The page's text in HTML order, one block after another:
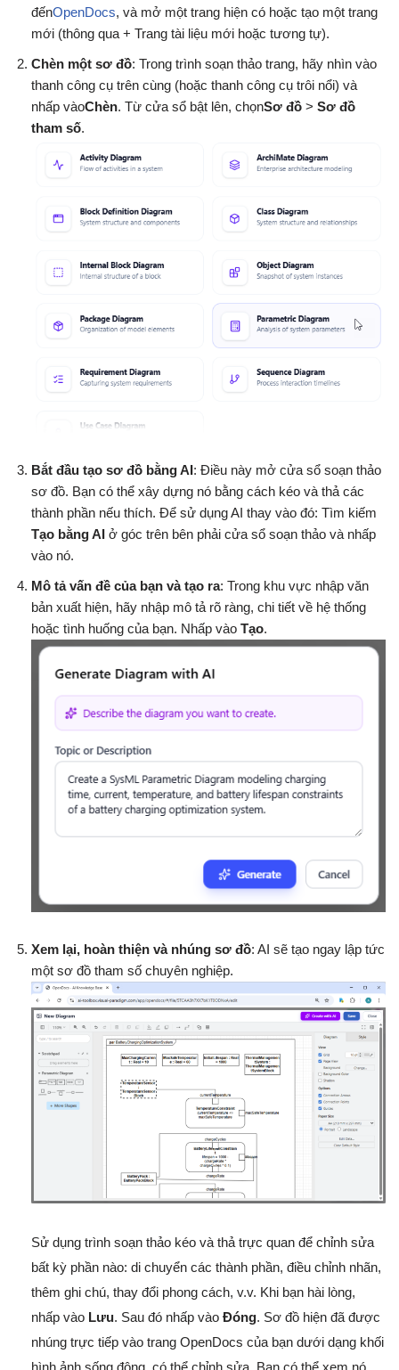
đếnOpenDocs, và mở một trang hiện có hoặc tạo một trang
mới (thông qua + Trang tài liệu mới hoặc tương tự).
Chèn một sơ đồ: Trong trình soạn thảo trang, hãy nhìn vào
thanh công cụ trên cùng (hoặc thanh công cụ trôi nổi) và
nhấp vàoChèn. Từ cửa sổ bật lên, chọnSơ đồ > Sơ đồ
tham số.
Bắt đầu tạo sơ đồ bằng AI: Điều này mở cửa sổ soạn thảo
sơ đồ. Bạn có thể xây dựng nó bằng cách kéo và thả các
thành phần nếu thích. Để sử dụng AI thay vào đó: Tìm kiếm
Tạo bằng AI ở góc trên bên phải cửa sổ soạn thảo và nhấp
vào nó.
Mô tả vấn đề của bạn và tạo ra: Trong khu vực nhập văn
bản xuất hiện, hãy nhập mô tả rõ ràng, chi tiết về hệ thống
hoặc tình huống của bạn. Nhấp vào Tạo.
Xem lại, hoàn thiện và nhúng sơ đồ: AI sẽ tạo ngay lập tức
một sơ đồ tham số chuyên nghiệp.
Sử dụng trình soạn thảo kéo và thả trực quan để chỉnh sửa
bất kỳ phần nào: di chuyển các thành phần, điều chỉnh nhãn,
thêm ghi chú, thay đổi phong cách, v.v. Khi bạn hài lòng,
nhấp vào Lưu. Sau đó nhấp vào Đóng. Sơ đồ hiện đã được
nhúng trực tiếp vào trang OpenDocs của bạn dưới dạng khối
hình ảnh sống động, có thể chỉnh sửa. Bạn có thể xem nó